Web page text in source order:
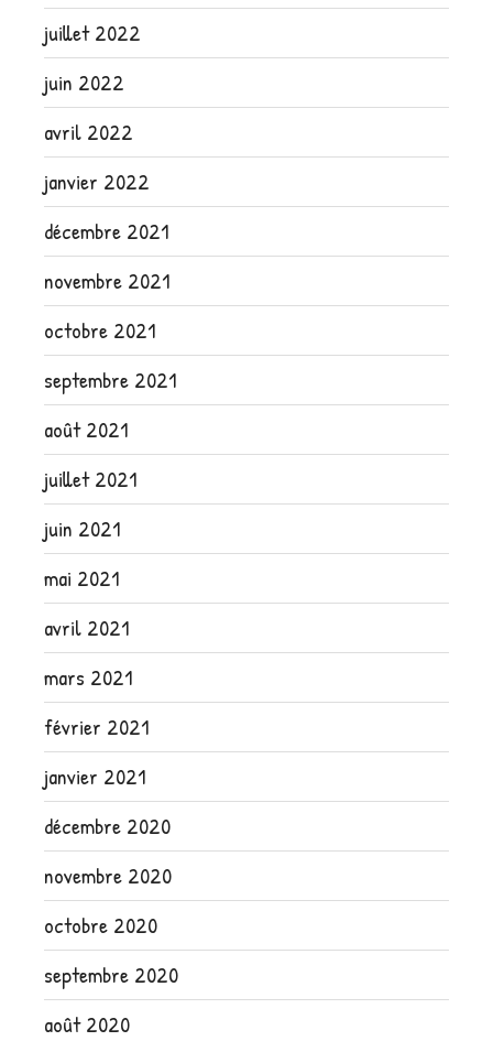
juillet 2022
juin 2022
avril 2022
janvier 2022
décembre 2021
novembre 2021
octobre 2021
septembre 2021
août 2021
juillet 2021
juin 2021
mai 2021
avril 2021
mars 2021
février 2021
janvier 2021
décembre 2020
novembre 2020
octobre 2020
septembre 2020
août 2020